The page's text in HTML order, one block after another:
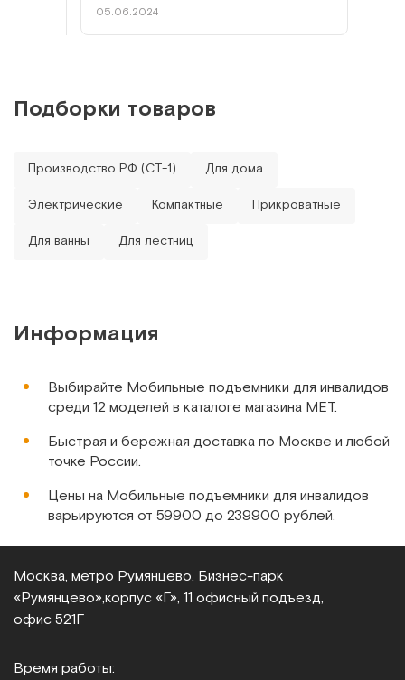
для
со
маневренность, эстетика.
Он все очень доступно объяснил,
маневренная. Никакого шума и треска,
качественная. Теперь нет проблем со
просматривала многие подъемники,
05.06.2024
Подборки товаров
Производство РФ (СТ-1) Для дома
Электрические Компактные Прикроватные
Для ванны Для лестниц
Информация
Выбирайте Мобильные подъемники для инвалидов
среди 12 моделей в каталоге магазина МЕТ.
Быстрая и бережная доставка по Москве и любой
точке России.
Цены на Мобильные подъемники для инвалидов
варьируются от 59900 до 239900 рублей.
Москва, метро Румянцево, Бизнес‑парк
«Румянцево», корпус «Г», 11 офисный подъезд,
офис 521Г
Время работы: